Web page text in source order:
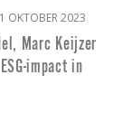
OKTOBER 2023
Marc Keijzer
impact in